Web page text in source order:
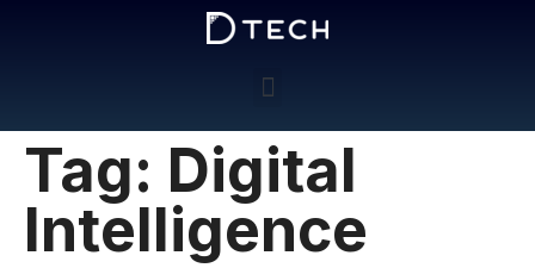
Tag: Digital
Intelligence